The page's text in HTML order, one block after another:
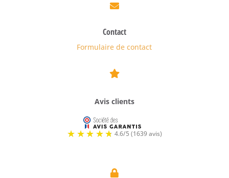

Contact
Formulaire de contact

Avis clients
